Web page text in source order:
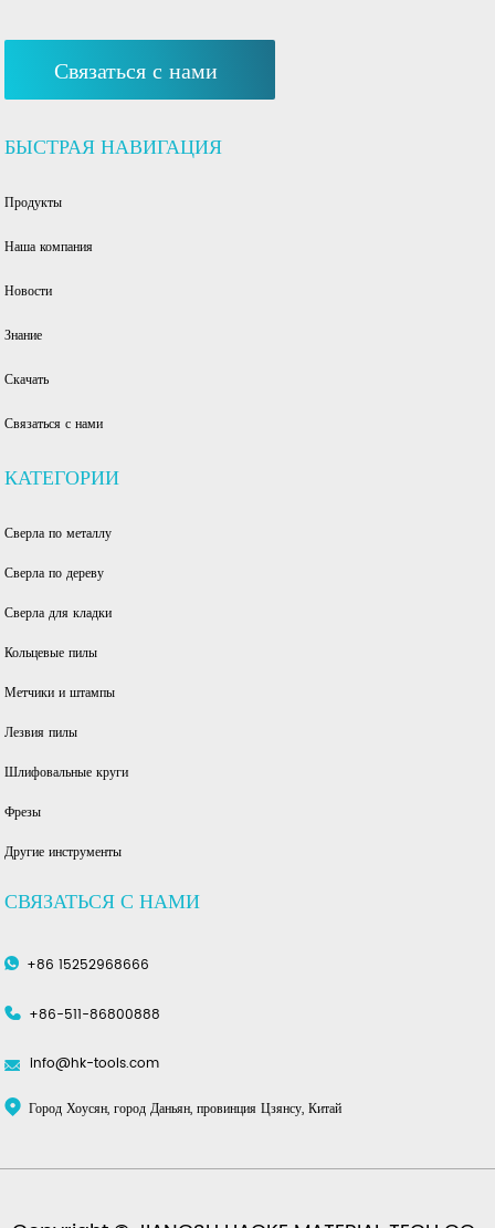
Связаться с нами
БЫСТРАЯ НАВИГАЦИЯ
Продукты
Наша компания
Новости
Знание
Скачать
Связаться с нами
КАТЕГОРИИ
Сверла по металлу
Сверла по дереву
Сверла для кладки
Кольцевые пилы
Метчики и штампы
Лезвия пилы
Шлифовальные круги
Фрезы
Другие инструменты
СВЯЗАТЬСЯ С НАМИ
+86 15252968666
+86-511-86800888
info@hk-tools.com
Город Хоусян, город Даньян, провинция Цзянсу, Китай